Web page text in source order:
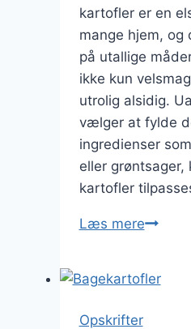
kartofler er en
mange hjem, og
på utallige
ikke kun
utrolig alsidig.
vælger at fylde
ingredienser
eller grøntsager,
kartofler
Læs mereBagte
timian
Opskrifter